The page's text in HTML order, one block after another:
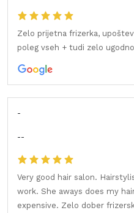
Zelo prijetna frizerka,
poleg vseh + tudi zelo
-
--
Very good hair salon.
work. She aways does my
expensive. Zelo dober